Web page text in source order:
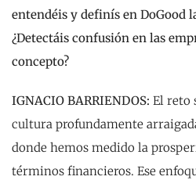
entendéis y definís en DoGood
¿Detectáis confusión en las
concepto?
IGNACIO BARRIENDOS: El reto
cultura profundamente
donde hemos medido la
términos financieros. Ese